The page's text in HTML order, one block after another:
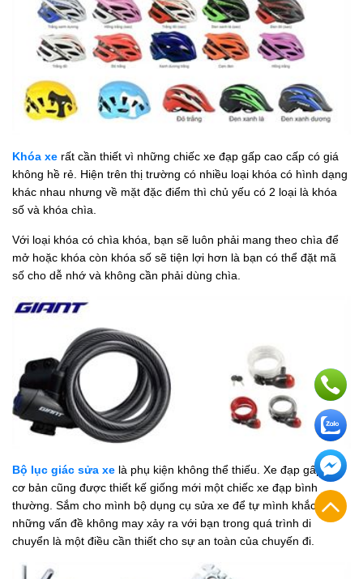
Khóa xe rất cần thiết vì những chiếc xe đạp gấp cao cấp có giá
không hề rẻ. Hiện trên thị trường có nhiều loại khóa có hình dạng
khác nhau nhưng về mặt đặc điểm thì chủ yếu có 2 loại là khóa
số và khóa chìa.
Với loại khóa có chìa khóa, bạn sẽ luôn phải mang theo chìa để
mở hoặc khóa còn khóa số sẽ tiện lợi hơn là bạn có thể đặt mã
số cho dễ nhớ và không cần phải dùng chìa.
Bộ lục giác sửa xe là phụ kiện không thể thiếu. Xe đạp gấp về
cơ bản cũng được thiết kế giống mới một chiếc xe đạp bình
thường. Sắm cho mình bộ dụng cụ sửa xe để tự mình khắc phục
những vấn đề không may xảy ra với bạn trong quá trình di
chuyển là một điều cần thiết cho sự an toàn của chuyến đi.